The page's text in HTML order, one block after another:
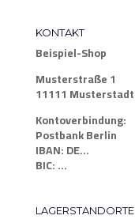
KONTAKT
Beispiel-Shop
Musterstraße 1
11111 Musterstadt
Kontoverbindung:
Postbank Berlin
IBAN: DE…
BIC: …
LAGERSTANDORTE